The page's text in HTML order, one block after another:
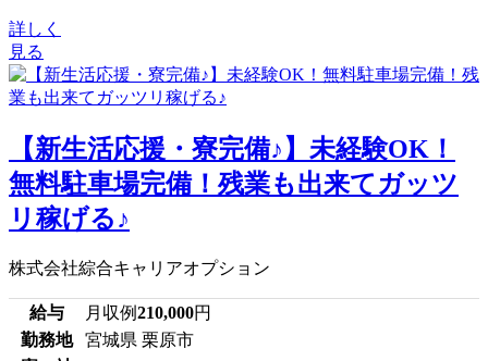
詳しく
見る
【新生活応援・寮完備♪】未経験OK！
無料駐車場完備！残業も出来てガッツ
リ稼げる♪
株式会社綜合キャリアオプション
給与 月収例210,000円
勤務地
宮城県 栗原市